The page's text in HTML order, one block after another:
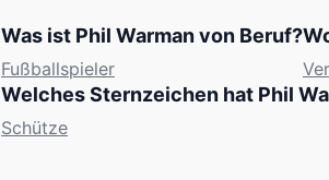
Was ist Phil Warman von Beruf?
Fußballspieler
Welches Sternzeichen hat Phil
Schütze